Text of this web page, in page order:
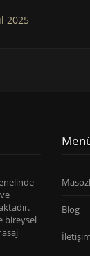
2025
bireysel
Blog
İletişim